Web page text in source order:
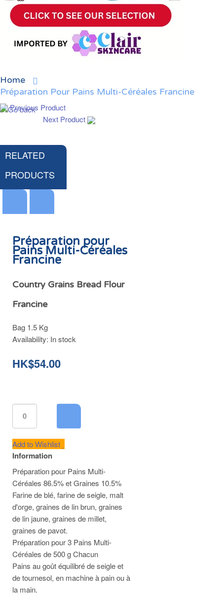
Home
Préparation Pour Pains Multi-Céréales Francine
Previous Product
Next Product
RELATED
PRODUCTS
Levure Boulangère Francine
HK$28.00
Add
Levure Boulangère Carrefour
HK$21.00
Add
Préparation pour
Pains Multi-Céréales
Francine
Country Grains Bread Flour
Francine
Bag 1.5 Kg
Availability: In stock
HK$54.00
Add to Wishlist
Information
Préparation pour Pains Multi-
Céréales 86.5% et Graines 10.5%
Farine de blé, farine de seigle, malt
d'orge, graines de lin brun, graines
de lin jaune, graines de millet,
graines de pavot.
Préparation pour 3 Pains Multi-
Céréales de 500 g Chacun
Pains au goût équilibré de seigle et
de tournesol, en machine à pain ou à
la main.